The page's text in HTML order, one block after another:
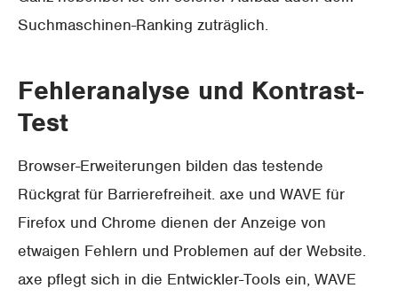
Suchmaschinen-Ranking zuträglich.
Fehleranalyse und Kontrast-
Test
Browser-Erweiterungen bilden das testende
Rückgrat für Barrierefreiheit. axe und WAVE für
Firefox und Chrome dienen der Anzeige von
etwaigen Fehlern und Problemen auf der Website.
axe pflegt sich in die Entwickler-Tools ein, WAVE